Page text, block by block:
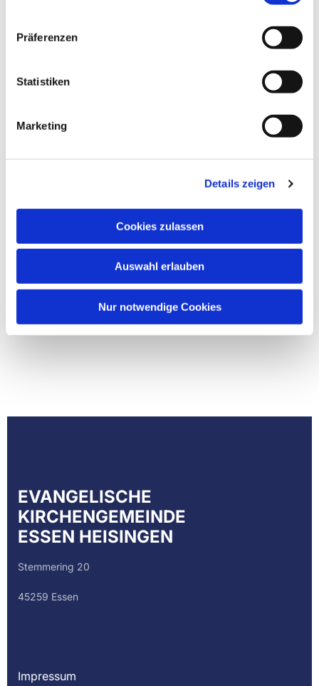
Präferenzen
Statistiken
Marketing
Details zeigen
Cookies zulassen
Auswahl erlauben
Nur notwendige Cookies
EVANGELISCHE
KIRCHENGEMEINDE
ESSEN HEISINGEN
Stemmering 20
45259 Essen
Impressum